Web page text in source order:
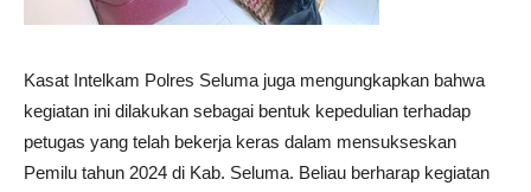
Kasat Intelkam Polres Seluma juga mengungkapkan bahwa
kegiatan ini dilakukan sebagai bentuk kepedulian terhadap
petugas yang telah bekerja keras dalam mensukseskan
Pemilu tahun 2024 di Kab. Seluma. Beliau berharap kegiatan